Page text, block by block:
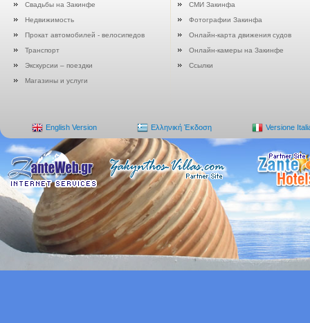
Свадьбы на Закинфе
СМИ Закинфа
Недвижимость
Фотографии Закинфа
Прокат автомобилей - велосипедов
Онлайн-карта движения судов
Транспорт
Онлайн-камеры на Закинфе
Экскурсии – поездки
Ссылки
Магазины и услуги
English Version Ελληνική Έκδοση Versione